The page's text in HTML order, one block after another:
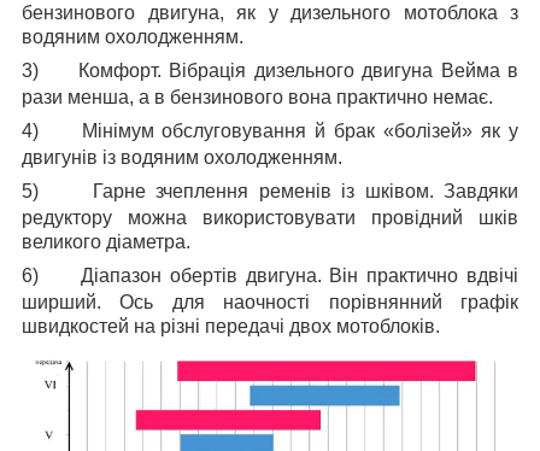
бензинового двигуна, як у дизельного мотоблока з
водяним охолодженням.
3)
Комфорт. Вібрація дизельного двигуна Вейма в
рази менша, а в бензинового вона практично немає.
4)
Мінімум обслуговування й брак «болізей» як у
двигунів із водяним охолодженням.
5)
Гарне зчеплення ременів із шківом. Завдяки
редуктору можна використовувати провідний шків
великого діаметра.
6)
Діапазон обертів двигуна. Він практично вдвічі
ширший. Ось для наочності порівнянний графік
швидкостей на різні передачі двох мотоблоків.